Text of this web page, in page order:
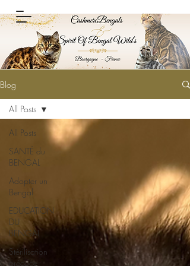
Blog
All Posts
SANTÉ du
BENGAL
Adopter un
Bengal
EDUCATION
DU
BENGAL
Stérilisation
précoce
All Posts